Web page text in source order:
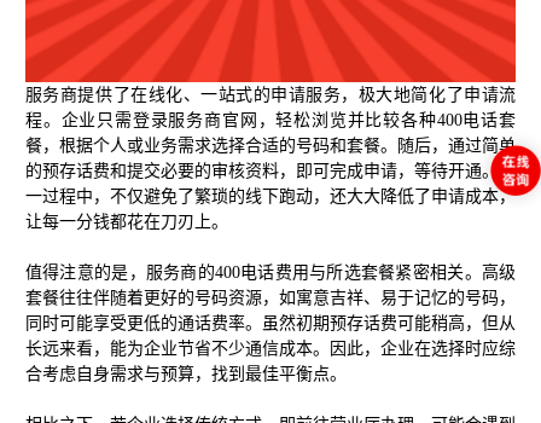
服务商提供了在线化、一站式的申请服务，极大地简化了申请流
程。企业只需登录服务商官网，轻松浏览并比较各种400电话套
餐，根据个人或业务需求选择合适的号码和套餐。随后，通过简单
的预存话费和提交必要的审核资料，即可完成申请，等待开通。这
一过程中，不仅避免了繁琐的线下跑动，还大大降低了申请成本，
让每一分钱都花在刀刃上。
值得注意的是，服务商的400电话费用与所选套餐紧密相关。高级
套餐往往伴随着更好的号码资源，如寓意吉祥、易于记忆的号码，
同时可能享受更低的通话费率。虽然初期预存话费可能稍高，但从
长远来看，能为企业节省不少通信成本。因此，企业在选择时应综
合考虑自身需求与预算，找到最佳平衡点。